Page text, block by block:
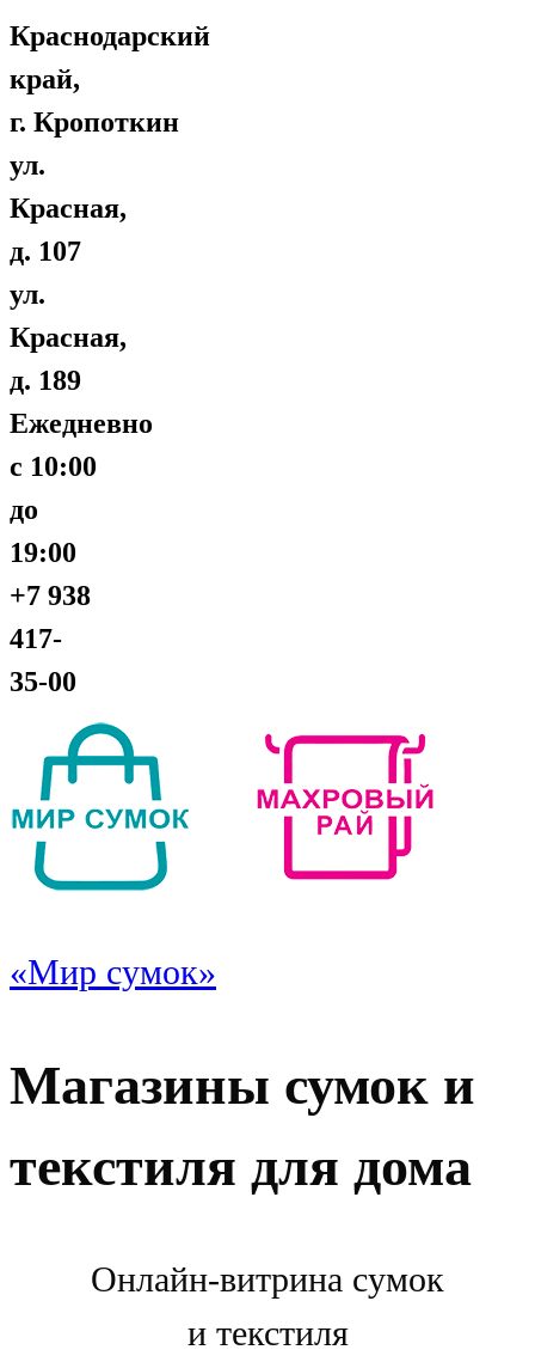
Краснодарский
край,
г. Кропоткин
ул.
Красная,
д. 107
ул.
Красная,
д. 189
Ежедневно
с 10:00
до
19:00
+7 938
417-
35-00
«Мир сумок»
Магазины сумок и
текстиля для дома
Онлайн-витрина сумок
и текстиля